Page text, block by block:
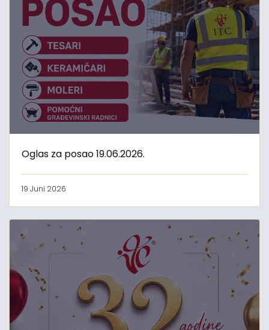
Oglas za posao 19.06.2026.
19 Juni 2026